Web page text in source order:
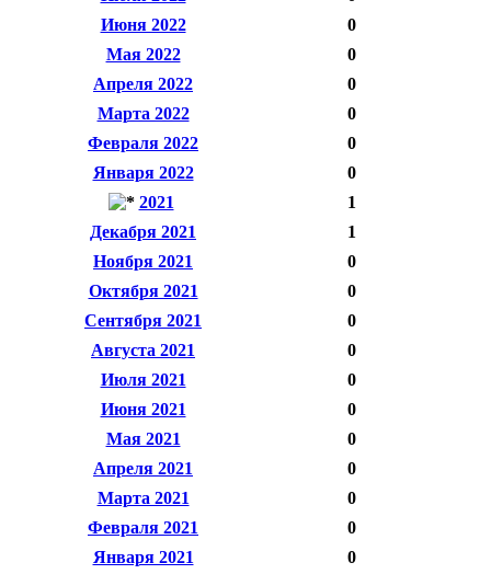
Июня 2022
0
Мая 2022
0
Апреля 2022
0
Марта 2022
0
Февраля 2022
0
Января 2022
0
2021
1
Декабря 2021
1
Ноября 2021
0
Октября 2021
0
Сентября 2021
0
Августа 2021
0
Июля 2021
0
Июня 2021
0
Мая 2021
0
Апреля 2021
0
Марта 2021
0
Февраля 2021
0
Января 2021
0